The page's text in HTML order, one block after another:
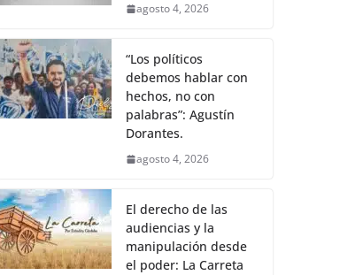
agosto 4, 2026
“Los políticos
debemos hablar con
hechos, no con
palabras”: Agustín
Dorantes.
agosto 4, 2026
El derecho de las
audiencias y la
manipulación desde
el poder: La Carreta